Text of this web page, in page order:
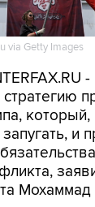
via Getty Images
который,
и
Мохаммад